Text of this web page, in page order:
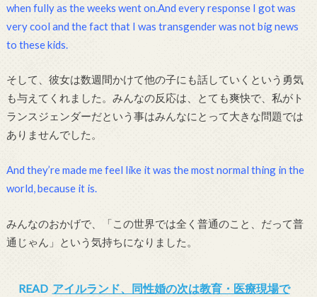
when fully as the weeks went on.And every response I got was
very cool and the fact that I was transgender was not big news
to these kids.
そして、彼女は数週間かけて他の子にも話していくという勇気
も与えてくれました。みんなの反応は、とても爽快で、私がト
ランスジェンダーだという事はみんなにとって大きな問題では
ありませんでした。
And they’re made me feel like it was the most normal thing in the
world, because it is.
みんなのおかげで、「この世界では全く普通のこと、だって普
通じゃん」という気持ちになりました。
READ アイルランド、同性婚の次は教育・医療現場で